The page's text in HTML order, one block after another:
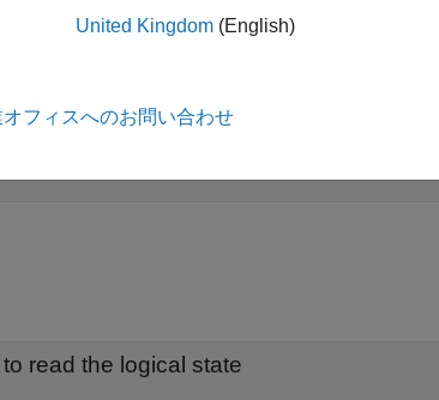
of the button
read the logical state
United Kingdom (English)
フィスへのお問い合わせ